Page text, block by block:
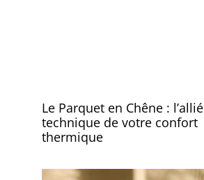
Le Parquet en Chêne : l’allié
technique de votre confort
thermique